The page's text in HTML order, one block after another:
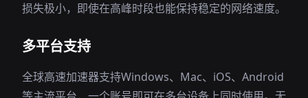
损失极小，即使在高峰时段也能保持稳定的网络速度。
多平台支持
全球高速加速器支持Windows、Mac、iOS、Android